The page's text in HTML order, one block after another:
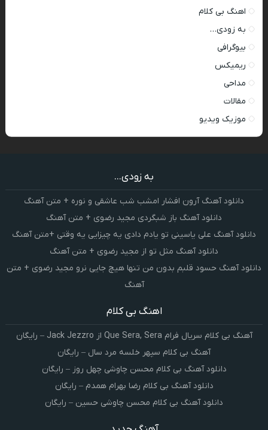
اهنگ بی کلام
به زودی…
بیوگرافی
ریمیکس
مداحی
مقالات
موزیک ویدیو
به زودی...
دانلود آهنگ آرون افشار امشب شب عاشقی و نوره + متن آهنگ
دانلود آهنگ باز شبگردی مجید رضوی + متن آهنگ
دانلود آهنگ علی یاسینی تو یادم دادی یه چیزایی یه وقتی +متن آهنگ
دانلود آهنگ مثل تو از مجید رضوی + متن آهنگ
دانلود آهنگ حسود قلبم بدون من تنها هیچ جایی نرو مجید رضوی + متن
آهنگ
اهنگ بی کلام
آهنگ بی کلام سریال فرام Que Sera, Sera از Jack Jezzro – رایگان
آهنگ بی کلام سپهر خلسه مرد سال – رایگان
دانلود آهنگ بی کلام محسن چاوشی چهل روز – رایگان
دانلود آهنگ بی کلام رضا بهرام همدم – رایگان
دانلود آهنگ بی کلام محسن چاوشی حسین – رایگان